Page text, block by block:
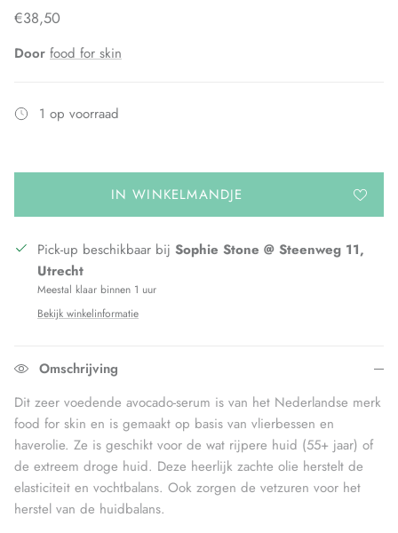
€38,50
Door food for skin
1 op voorraad
IN WINKELMANDJE
Pick-up beschikbaar bij Sophie Stone @ Steenweg 11,
Utrecht
Meestal klaar binnen 1 uur
Bekijk winkelinformatie
Omschrijving
Dit zeer voedende avocado-serum is van het Nederlandse merk
food for skin en is gemaakt op basis van vlierbessen en
haverolie. Ze is geschikt voor de wat rijpere huid (55+ jaar) of
de extreem droge huid. Deze heerlijk zachte olie herstelt de
elasticiteit en vochtbalans. Ook zorgen de vetzuren voor het
herstel van de huidbalans.